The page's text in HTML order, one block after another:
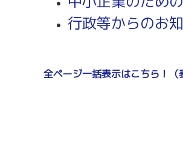
行政等からのお知
全ページ一括表示はこちら！（